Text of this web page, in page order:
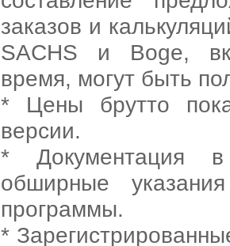
заказов и
SACHS и Boge,
время, могут быть
* Цены брутто
версии.
* Документация
обширные
программы.
*